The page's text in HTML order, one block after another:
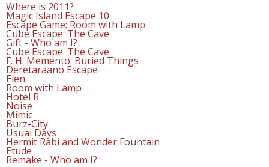
Where is 2011?
Magic Island Escape 10
Escape Game: Room with Lamp
Cube Escape: The Cave
Gift - Who am I?
Cube Escape: The Cave
F. H. Memento: Buried Things
Deretaraano Escape
Eien
Room with Lamp
Hotel R
Noise
Mimic
Burz-City
Usual Days
Hermit Rabi and Wonder Fountain
Etude
Remake - Who am I?